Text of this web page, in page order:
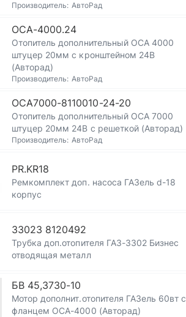
Производитель: АвтоРад
ОСА-4000.24
Отопитель дополнительный ОСА 4000
штуцер 20мм с кронштейном 24В
(Авторад)
Производитель: АвтоРад
ОСА7000-8110010-24-20
Отопитель дополнительный ОСА 7000
штуцер 20мм 24В с решеткой (Авторад)
Производитель: АвтоРад
PR.KR18
Ремкомплект доп. насоса ГАЗель d-18
корпус
33023 8120492
Трубка доп.отопителя ГАЗ-3302 Бизнес
отводящая металл
БВ 45,3730-10
Мотор дополнит.отопителя ГАЗель 60вт с
фланцем ОСА-4000 (Авторад)